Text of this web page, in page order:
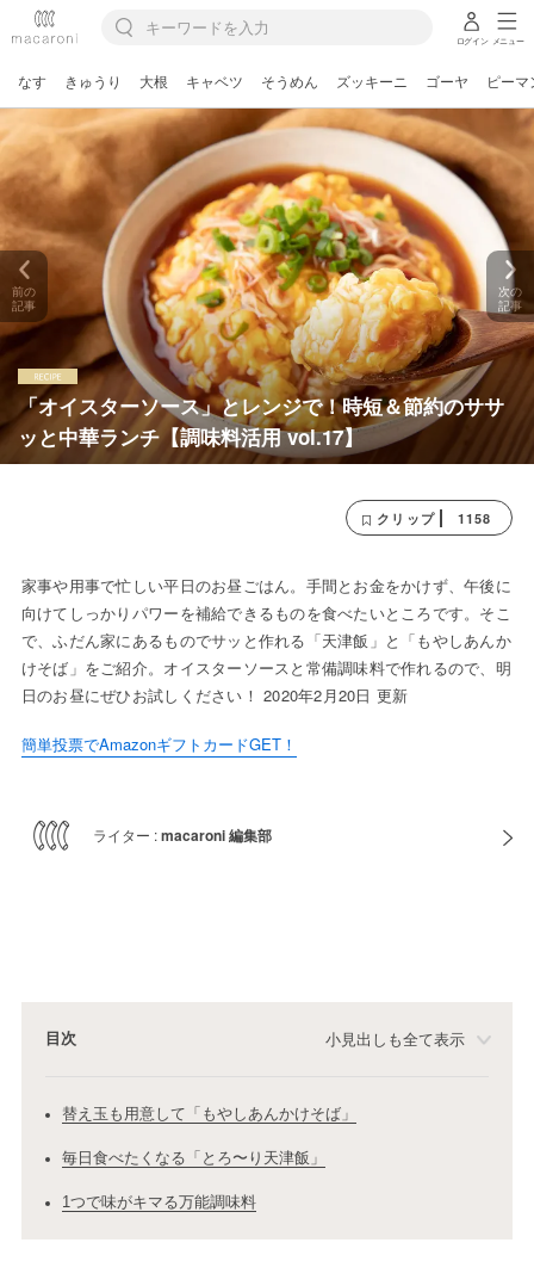
ログイン メニュー
なす きゅうり 大根 キャベツ そうめん ズッキーニ ゴーヤ ピーマ
「オイスターソース」とレンジで！時短＆節約のササ
ッと中華ランチ【調味料活用 vol.17】
前の
記事
次の
記事
クリップ 1158
家事や用事で忙しい平日のお昼ごはん。手間とお金をかけず、午後に
向けてしっかりパワーを補給できるものを食べたいところです。そこ
で、ふだん家にあるものでサッと作れる「天津飯」と「もやしあんか
けそば」をご紹介。オイスターソースと常備調味料で作れるので、明
日のお昼にぜひお試しください！ 2020年2月20日 更新
簡単投票でAmazonギフトカードGET！
ライター :macaroni 編集部
目次 小見出しも全て表示
替え玉も用意して「もやしあんかけそば」
毎日食べたくなる「とろ〜り天津飯」
1つで味がキマる万能調味料